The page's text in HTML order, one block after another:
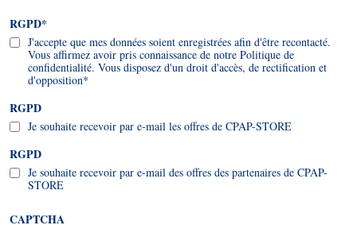
RGPD*
J'accepte que mes données soient enregistrées afin d'être recontacté.
Vous affirmez avoir pris connaissance de notre Politique de
confidentialité. Vous disposez d'un droit d'accès, de rectification et
d'opposition*
RGPD
Je souhaite recevoir par e-mail les offres de CPAP-STORE
RGPD
Je souhaite recevoir par e-mail des offres des partenaires de CPAP-
STORE
CAPTCHA